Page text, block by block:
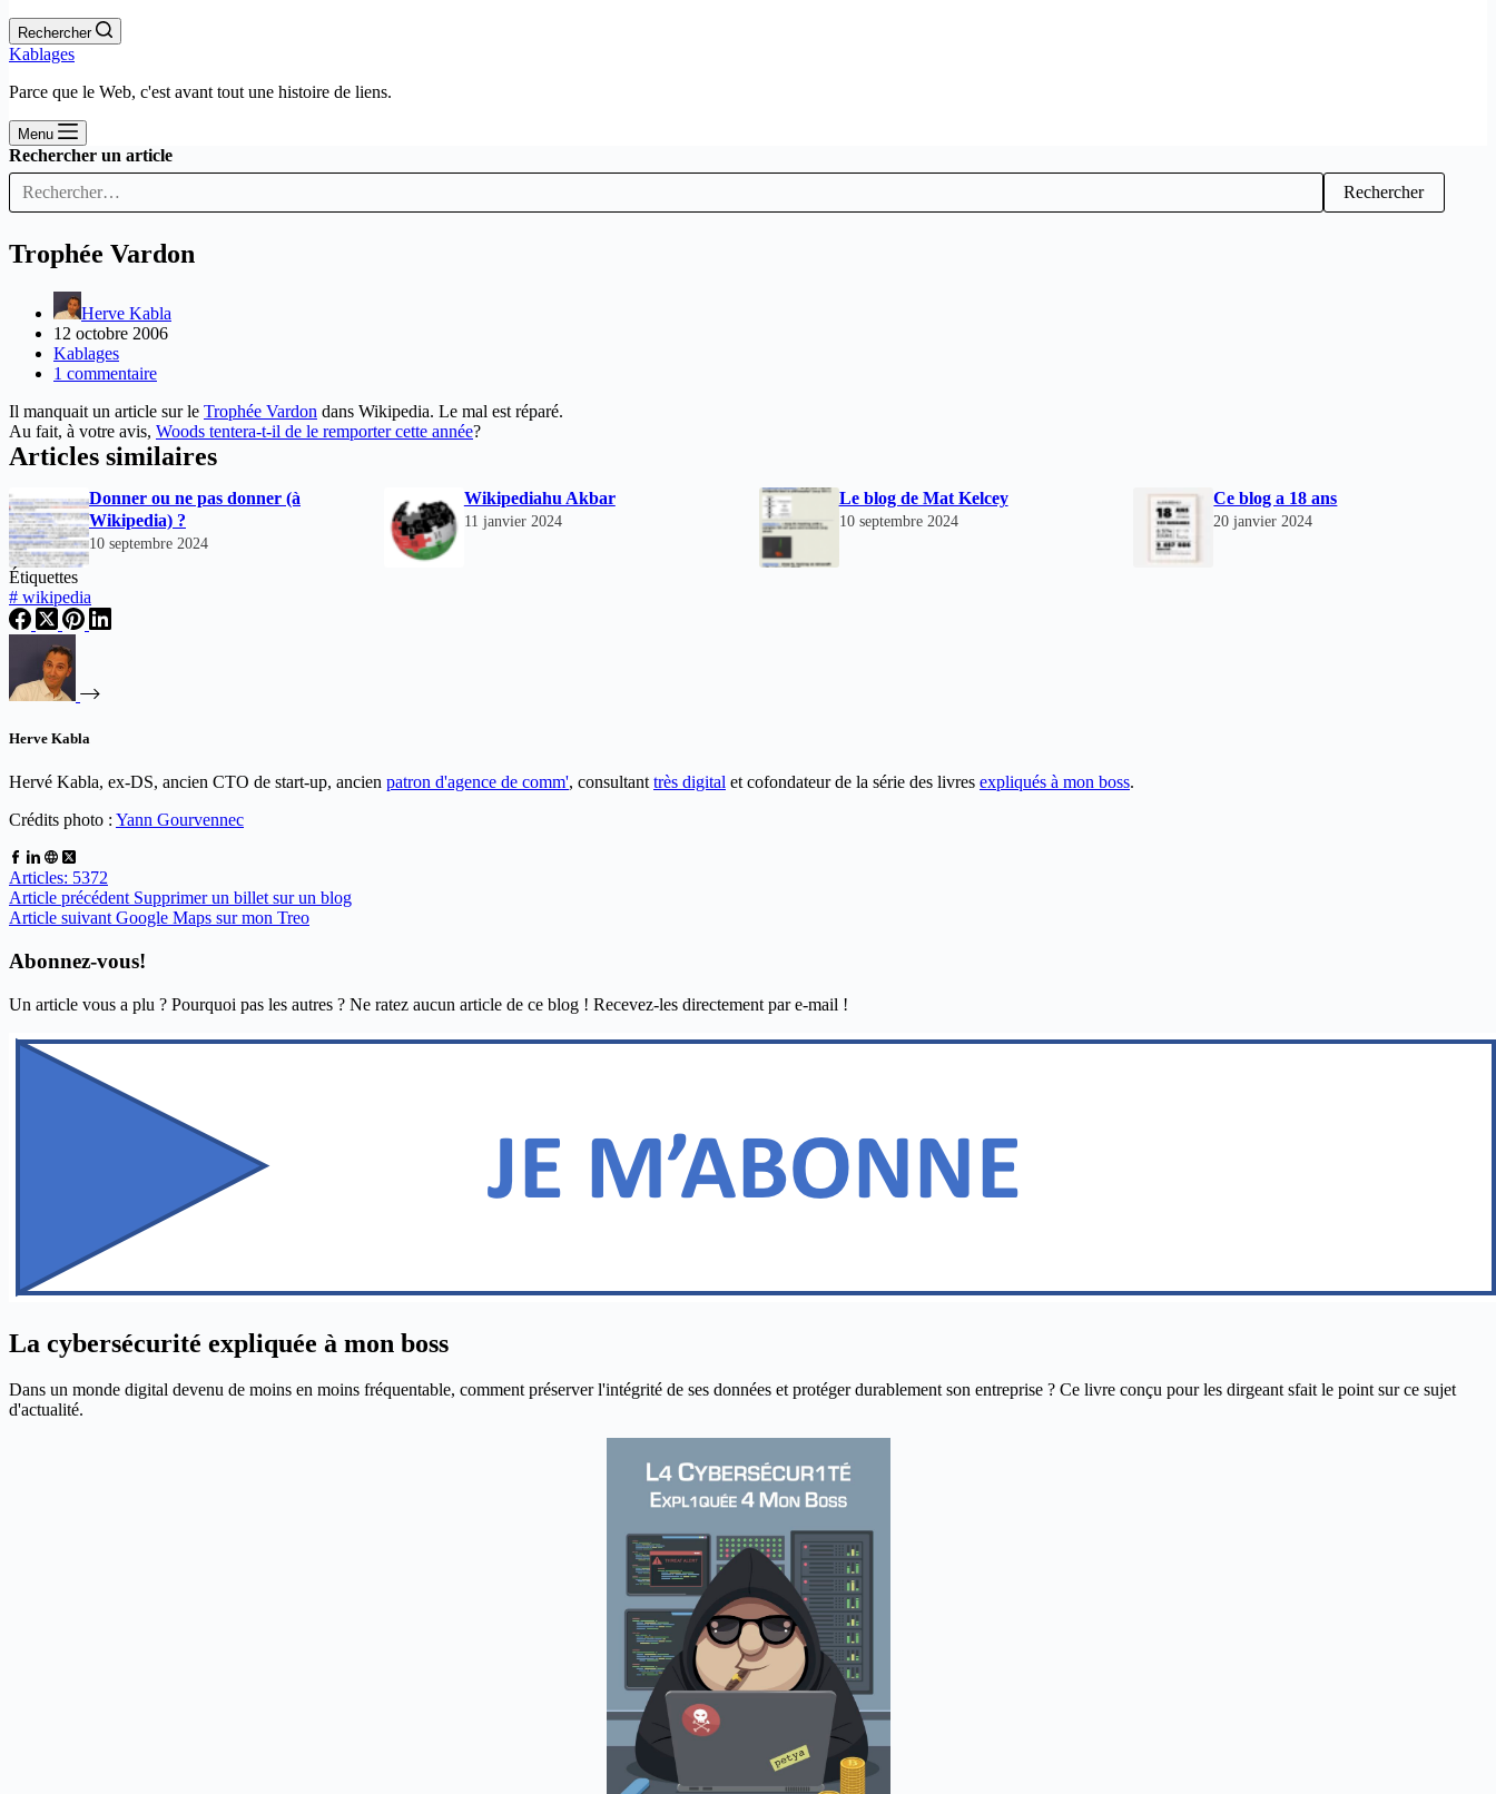
Rechercher
Kablages
Parce que le Web, c'est avant tout une histoire de liens.
Menu
Rechercher un article
Rechercher
Trophée Vardon
Herve Kabla
12 octobre 2006
Kablages
1 commentaire
Il manquait un article sur le Trophée Vardon dans Wikipedia. Le mal est réparé.
Au fait, à votre avis, Woods tentera-t-il de le remporter cette année?
Articles similaires
Donner ou ne pas donner (à
Wikipedia) ?
10 septembre 2024
Wikipediahu Akbar
11 janvier 2024
Le blog de Mat Kelcey
10 septembre 2024
Ce blog a 18 ans
20 janvier 2024
Étiquettes
# wikipedia
Herve Kabla
Hervé Kabla, ex-DS, ancien CTO de start-up, ancien patron d'agence de comm', consultant très digital et cofondateur de la série des livres expliqués à mon boss.
Crédits photo : Yann Gourvennec
Articles: 5372
Article précédent Supprimer un billet sur un blog
Article suivant Google Maps sur mon Treo
Abonnez-vous!
Un article vous a plu ? Pourquoi pas les autres ? Ne ratez aucun article de ce blog ! Recevez-les directement par e-mail !
La cybersécurité expliquée à mon boss
Dans un monde digital devenu de moins en moins fréquentable, comment préserver l'intégrité de ses données et protéger durablement son entreprise ? Ce livre conçu pour les dirgeant sfait le point sur ce sujet
d'actualité.